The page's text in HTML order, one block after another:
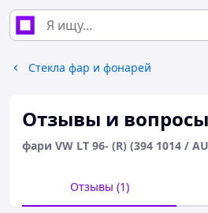
Стекла фар и фонарей
Отзывы и вопросы
фари VW LT 96- (R) (394 1014 /
Отзывы (1)